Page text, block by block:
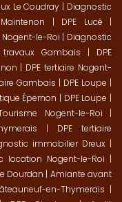
Le Coudray | Diagnostic
| DPE Lucé |
le-Roi | Diagnostic
Gambais | DPE
| DPE tertiaire Nogent-
Gambais | DPE Loupe |
Épernon | DPE Loupe |
Nogent-le-Roi |
| DPE tertiaire
immobilier Dreux |
location Nogent-le-Roi |
Dourdan | Amiante avant
en-Thymerais |